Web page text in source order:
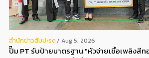
สํานักข่าวสับปะรด Aug 5, 2026
ปั๊ม PT รับป้ายมาตรฐาน "หัวจ่ายเชื้อเพลิงสี